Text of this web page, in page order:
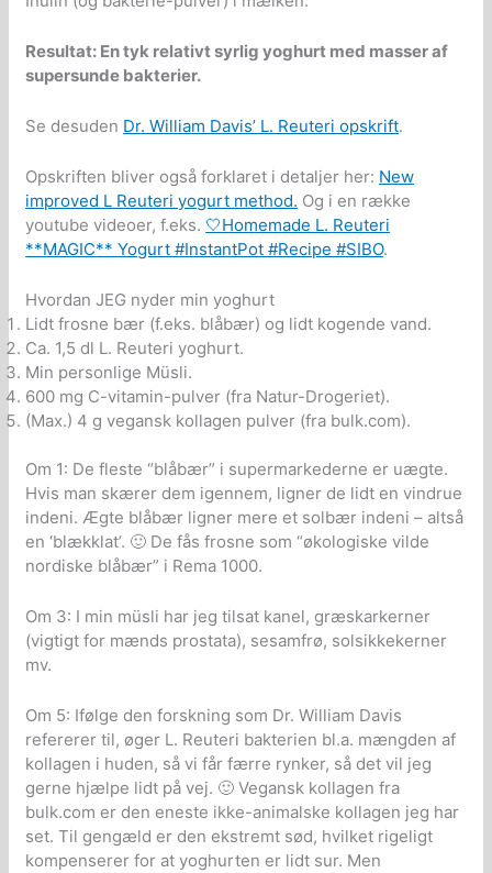
Resultat: En tyk relativt syrlig yoghurt med masser af
supersunde bakterier.
Se desuden Dr. William Davis’ L. Reuteri opskrift.
Opskriften bliver også forklaret i detaljer her: New
improved L Reuteri yogurt method. Og i en række
youtube videoer, f.eks. 🤍Homemade L. Reuteri
**MAGIC** Yogurt #InstantPot #Recipe #SIBO.
Hvordan JEG nyder min yoghurt
Lidt frosne bær (f.eks. blåbær) og lidt kogende vand.
Ca. 1,5 dl L. Reuteri yoghurt.
Min personlige Müsli.
600 mg C-vitamin-pulver (fra Natur-Drogeriet).
(Max.) 4 g vegansk kollagen pulver (fra bulk.com).
Om 1: De fleste “blåbær” i supermarkederne er uægte.
Hvis man skærer dem igennem, ligner de lidt en vindrue
indeni. Ægte blåbær ligner mere et solbær indeni – altså
en ‘blækklat’. 🙂 De fås frosne som “økologiske vilde
nordiske blåbær” i Rema 1000.
Om 3: I min müsli har jeg tilsat kanel, græskarkerner
(vigtigt for mænds prostata), sesamfrø, solsikkekerner
mv.
Om 5: Ifølge den forskning som Dr. William Davis
refererer til, øger L. Reuteri bakterien bl.a. mængden af
kollagen i huden, så vi får færre rynker, så det vil jeg
gerne hjælpe lidt på vej. 🙂 Vegansk kollagen fra
bulk.com er den eneste ikke-animalske kollagen jeg har
set. Til gengæld er den ekstremt sød, hvilket rigeligt
kompenserer for at yoghurten er lidt sur. Men